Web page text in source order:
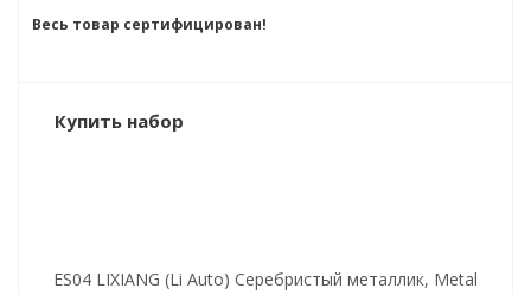
Весь товар сертифицирован!
Купить набор
ES04 LIXIANG (Li Auto) Серебристый металлик, Metal